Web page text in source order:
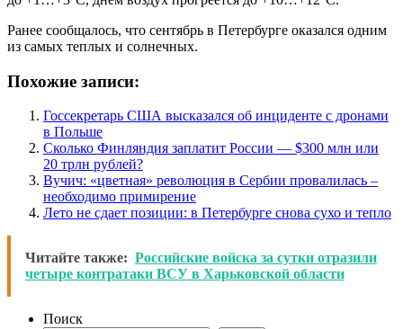
Ранее сообщалось, что сентябрь в Петербурге оказался одним
из самых теплых и солнечных.
Похожие записи:
Госсекретарь США высказался об инциденте с дронами
в Польше
Сколько Финляндия заплатит России — $300 млн или
20 трлн рублей?
Вучич: «цветная» революция в Сербии провалилась –
необходимо примирение
Лето не сдает позиции: в Петербурге снова сухо и тепло
Читайте также: Российские войска за сутки отразили
четыре контратаки ВСУ в Харьковской области
Поиск